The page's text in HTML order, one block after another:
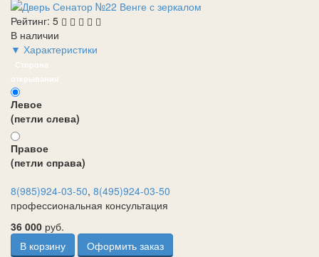
Рейтинг: 5
В наличии
▼ Характеристики
Сторона
открывания
Левое
(петли слева)
Правое
(петли справа)
8(985)924-03-50, 8(495)924-03-50
профессиональная консультация
36 000 руб.
В корзину
Оформить заказ